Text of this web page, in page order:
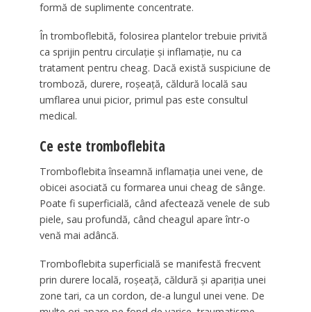
formă de suplimente concentrate.
În tromboflebită, folosirea plantelor trebuie privită
ca sprijin pentru circulație și inflamație, nu ca
tratament pentru cheag. Dacă există suspiciune de
tromboză, durere, roșeață, căldură locală sau
umflarea unui picior, primul pas este consultul
medical.
Ce este tromboflebita
Tromboflebita înseamnă inflamația unei vene, de
obicei asociată cu formarea unui cheag de sânge.
Poate fi superficială, când afectează venele de sub
piele, sau profundă, când cheagul apare într-o
venă mai adâncă.
Tromboflebita superficială se manifestă frecvent
prin durere locală, roșeață, căldură și apariția unei
zone tari, ca un cordon, de-a lungul unei vene. De